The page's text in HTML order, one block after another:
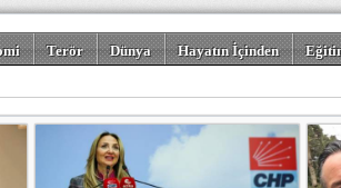
Terör Dünya Hayatın İçinden